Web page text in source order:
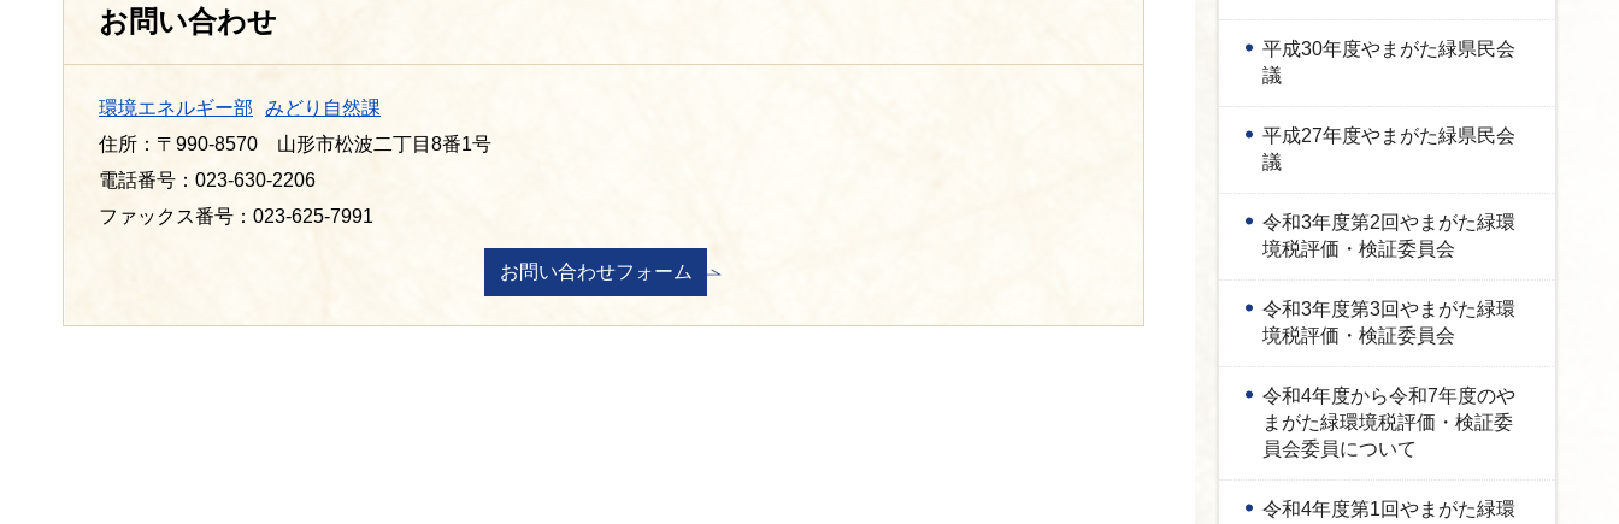
お問い合わせ
環境エネルギー部
みどり自然課
住所：〒990-8570 山形市松波二丁目8番1号
電話番号：023-630-2206
ファックス番号：023-625-7991
平成30年度やまがた緑県民会
議
平成27年度やまがた緑県民会
議
令和3年度第2回やまがた緑環
境税評価・検証委員会
令和3年度第3回やまがた緑環
境税評価・検証委員会
令和4年度から令和7年度のや
まがた緑環境税評価・検証委
員会委員について
令和4年度第1回やまがた緑環